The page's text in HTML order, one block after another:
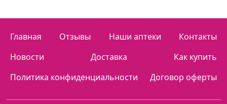
Главная Отзывы Наши аптеки
Контакты
Новости
Доставка
Как купить
Политика конфиденциальности
Договор оферты